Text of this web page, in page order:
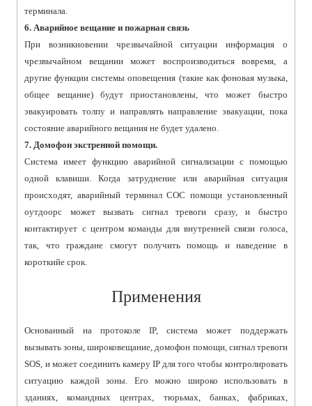
терминала.
6. Аварийное вещание и пожарная связь
При возникновении чрезвычайной ситуации информация о
чрезвычайном вещании может воспроизводиться вовремя, а
другие функции системы оповещения (такие как фоновая музыка,
общее вещание) будут приостановлены, что может быстро
эвакуировать толпу и направлять направление эвакуации, пока
состояние аварийного вещания не будет удалено.
7. Домофон экстренной помощи.
Система имеет функцию аварийной сигнализации с помощью
одной клавиши. Когда затруднение или аварийная ситуация
происходят, аварийный терминал СОС помощи установленный
оутдоорс может вызвать сигнал тревоги сразу, и быстро
контактирует с центром команды для внутренней связи голоса,
так, что граждане смогут получить помощь и наведение в
короткийе срок.
Применения
Основанный на протоколе IP, система может поддержать
вызывать зоны, широковещание, домофон помощи, сигнал тревоги
SOS, и может соединить камеру IP для того чтобы контролировать
ситуацию каждой зоны. Его можно широко использовать в
зданиях, командных центрах, тюрьмах, банках, фабриках,